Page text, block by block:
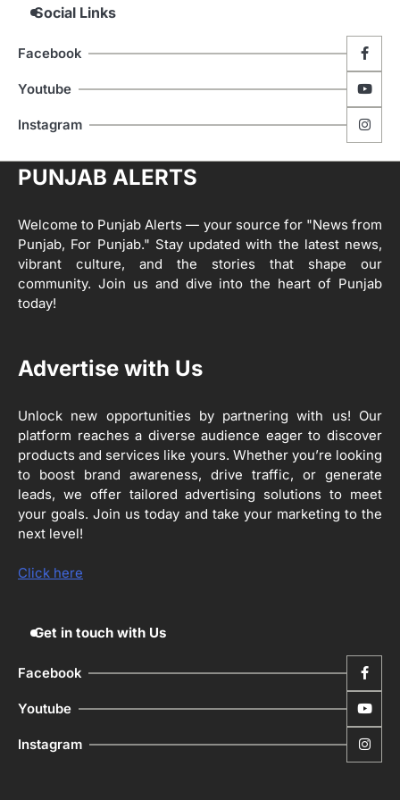
ਮੋਦੀ ਜੀ ਪੁਲਿਸ ਦੇ ਦਮ ‘ਤੇ ਨੈਸ਼ਨਲ ਟਾਊਨਹਾਲ
ਅਗੇਂਸਟ ਈ-20 ਨੂੰ ਰੋਕਣ ਦੀ ਕੋਸ਼ਿਸ਼ ਕਰ ਰਹੇ
Editor
ਖੇਤੀਬਾੜੀ ਵਿਭਾਗ ਵੱਲੋਂ ‘ਮਿਸ਼ਨ ਫਾਰ ਕਾਟਨ
ਪ੍ਰੋਡਕਟੀਵਿਟੀ’ ਅਧੀਨ ਪਿੰਡ ਬਧਾਈ ਵਿਖੇ ‘ਖੇਤ
ਦਿਵਸ’ ਆਯੋਜਿਤ
3
ਸਕੀਮਾਂ ਦਾ ਜਾਇਜ਼ਾ
Editor
4
ਹੁਸ਼ਿਆਰਪੁਰ ਜ਼ਿਲ੍ਹੇ ਵ‘ ਈ.ਐੱਫ. ਡਿਜੀਟਾਈਜ਼ੇਸ਼ਨ
ਦਾ ਕੰਮ 99.92 ਫੀਸਦੀ ਮੁਕੰਮਲ: ਜ਼ਿਲ੍ਹਾ ਚੋਣ
ਅਫ਼ਸਰ
Editor
5
ਮੋਦੀ ਜੀ ਪੁਲਿਸ ਦੇ ਦਮ ‘ਤੇ ਨੈਸ਼ਨਲ ਟਾਊਨਹਾਲ
ਅਗੇਂਸਟ ਈ-20 ਨੂੰ ਰੋਕਣ ਦੀ ਕੋਸ਼ਿਸ਼ ਕਰ ਰਹੇ
Social Links
Facebook
Youtube
Instagram
PUNJAB ALERTS
Welcome to Punjab Alerts — your source for "News from
Punjab, For Punjab." Stay updated with the latest news,
vibrant culture, and the stories that shape our
community. Join us and dive into the heart of Punjab
today!
Advertise with Us
Unlock new opportunities by partnering with us! Our
platform reaches a diverse audience eager to discover
products and services like yours. Whether you’re looking
to boost brand awareness, drive traffic, or generate
leads, we offer tailored advertising solutions to meet
your goals. Join us today and take your marketing to the
next level!
Click here
Get in touch with Us
Facebook
Youtube
Instagram